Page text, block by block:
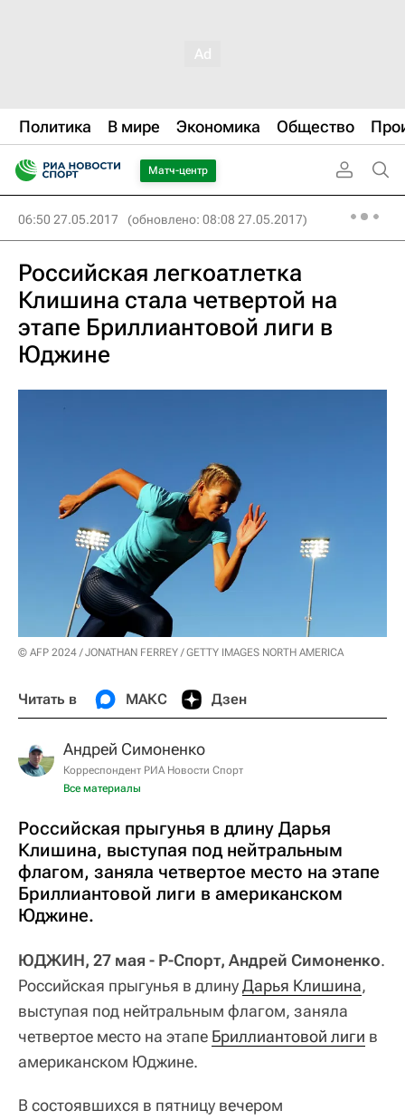
Политика В мире Экономика Общество
Матч-центр
06:50 27.05.2017 (обновлено: 08:08 27.05.2017)
Российская легкоатлетка
Клишина стала четвертой на
этапе Бриллиантовой лиги в
Юджине
© AFP 2024 / JONATHAN FERREY / GETTY IMAGES NORTH AMERICA
Читать в МАКС Дзен
Андрей Симоненко
Корреспондент РИА Новости Спорт
Все материалы
Российская прыгунья в длину Дарья
Клишина, выступая под нейтральным
флагом, заняла четвертое место на этапе
Бриллиантовой лиги в американском
Юджине.
ЮДЖИН, 27 мая - Р-Спорт, Андрей Симоненко.
Российская прыгунья в длинуДарья Клишина,
выступая под нейтральным флагом, заняла
четвертое место на этапе Бриллиантовой лиги в
американском Юджине.
В состоявшихся в пятницу вечером